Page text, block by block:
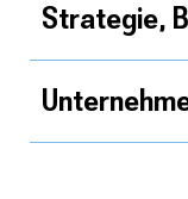
Strategie,